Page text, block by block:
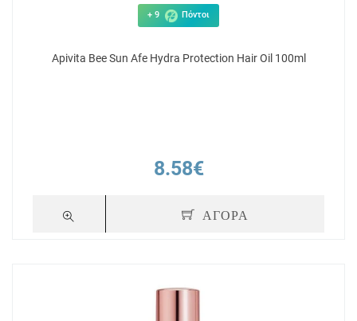
+ 9 Πόντοι
Apivita Bee Sun Afe Hydra Protection Hair Oil 100ml
8.58€
ΑΓΟΡΑ